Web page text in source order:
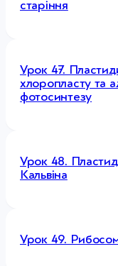
старіння
Урок 47.
хлоропласту та
фотосинтезу
Урок 48.
Кальвіна
Урок 49.